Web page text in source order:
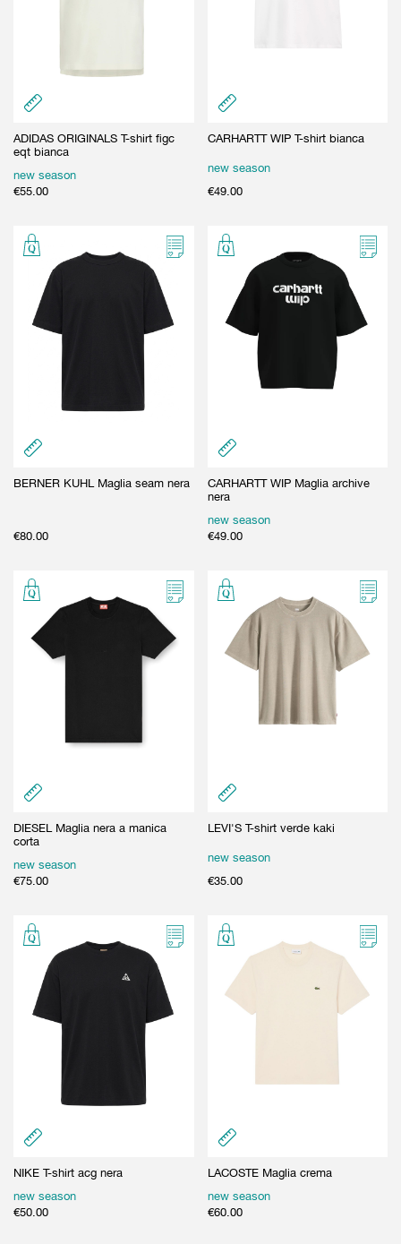
ADIDAS ORIGINALS T-shirt figc
eqt bianca
new season
€55.00
CARHARTT WIP T-shirt bianca
new season
€49.00
BERNER KUHL Maglia seam nera
€80.00
CARHARTT WIP Maglia archive
nera
new season
€49.00
DIESEL Maglia nera a manica
corta
new season
€75.00
LEVI'S T-shirt verde kaki
new season
€35.00
NIKE T-shirt acg nera
new season
€50.00
LACOSTE Maglia crema
new season
€60.00